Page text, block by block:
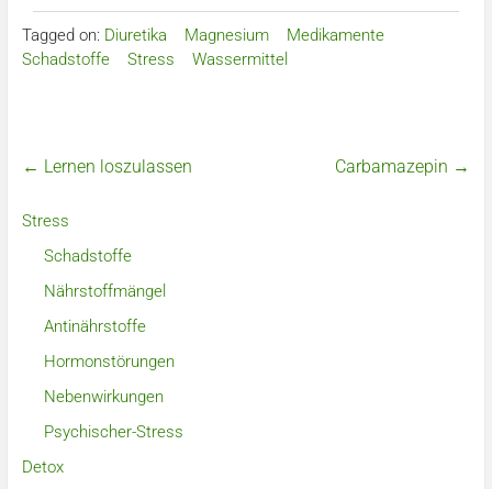
Tagged on: Diuretika Magnesium
Medikamente
Schadstoffe
Stress Wassermittel
← Lernen loszulassen Carbamazepin →
Stress
Schadstoffe
Nährstoffmängel
Antinährstoffe
Hormonstörungen
Nebenwirkungen
Psychischer-Stress
Detox